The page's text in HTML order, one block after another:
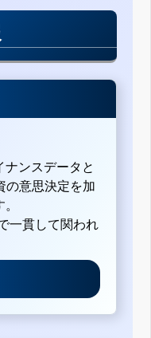
ナンスデータと
の意思決定を加
一貫して関われ